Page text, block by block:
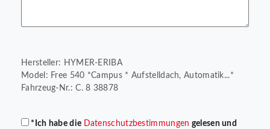
Hersteller: HYMER-ERIBA
Model: Free 540 *Campus * Aufstelldach, Automatik...*
Fahrzeug-Nr.: C. 8 38878
*Ich habe die Datenschutzbestimmungen gelesen und